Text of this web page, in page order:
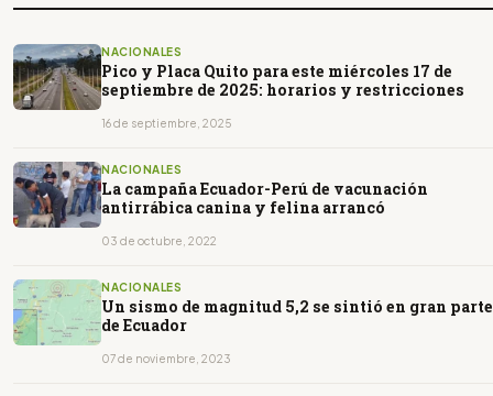
NACIONALES
Pico y Placa Quito para este miércoles 17 de
septiembre de 2025: horarios y restricciones
16 de septiembre, 2025
NACIONALES
La campaña Ecuador-Perú de vacunación
antirrábica canina y felina arrancó
03 de octubre, 2022
NACIONALES
Un sismo de magnitud 5,2 se sintió en gran parte
de Ecuador
07 de noviembre, 2023